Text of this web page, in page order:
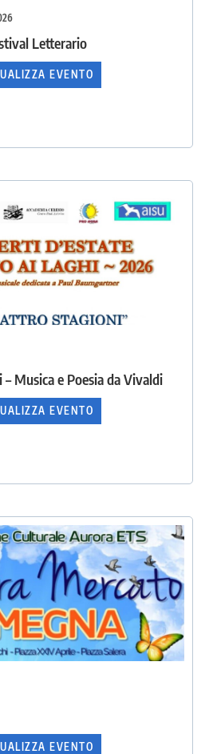
Letterario
EVENTO
Musica e Poesia da Vivaldi
EVENTO
EVENTO